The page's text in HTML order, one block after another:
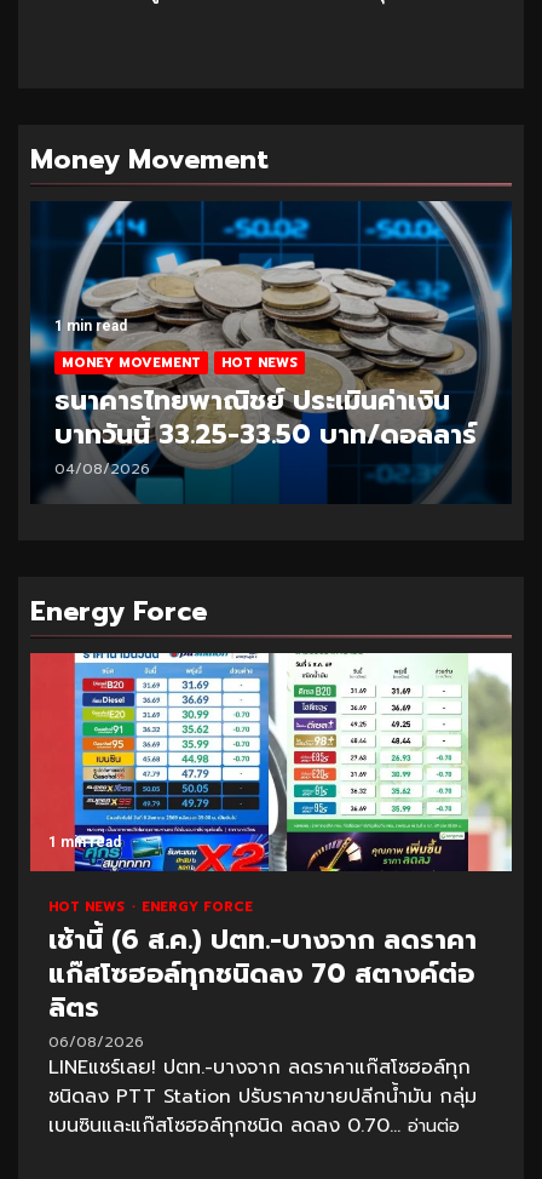
Money Movement
1 min read
MONEY MOVEMENT HOT NEWS
ธนาคารไทยพาณิชย์ ประเมินค่าเงิน
บาทวันนี้ 33.25-33.50 บาท/ดอลลาร์
04/08/2026
Energy Force
1 min read
HOT NEWS ENERGY FORCE
เช้านี้ (6 ส.ค.) ปตท.-บางจาก ลดราคา
แก๊สโซฮอล์ทุกชนิดลง 70 สตางค์ต่อ
ลิตร
06/08/2026
LINEแชร์เลย! ปตท.-บางจาก ลดราคาแก๊สโซฮอล์ทุก
ชนิดลง PTT Station ปรับราคาขายปลีกน้ำมัน กลุ่ม
เบนซินและแก๊สโซฮอล์ทุกชนิด ลดลง 0.70... อ่านต่อ